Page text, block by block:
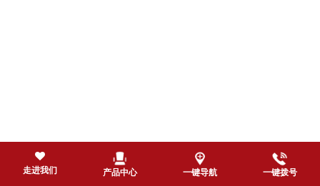
走进我们 产品中心 一键导航 一键拨号